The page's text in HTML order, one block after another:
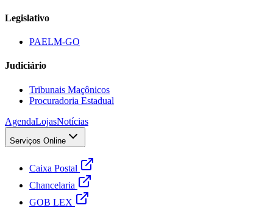
Legislativo
PAELM-GO
Judiciário
Tribunais Maçônicos
Procuradoria Estadual
AgendaLojasNotícias
Serviços Online
Caixa Postal
Chancelaria
GOB LEX